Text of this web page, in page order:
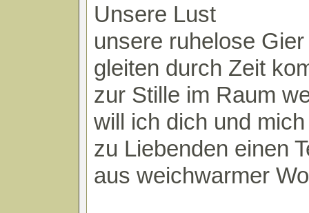
Unsere Lust
unsere ruhelose Gier
gleiten durch Zeit
zur Stille im Raum
will ich dich und mich
zu Liebenden einen
aus weichwarmer